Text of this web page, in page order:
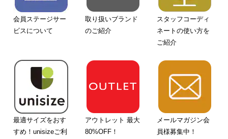
会員ステージサー
ビスについて
取り扱いブランド
のご紹介
スタッフコーディ
ネートの使い方を
ご紹介
最適サイズをおす
すめ！unisizeご利
アウトレット 最大
80%OFF！
メールマガジン会
員様募集中！